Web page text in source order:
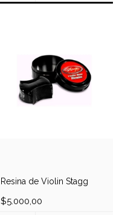
Resina de Violin Stagg
$5.000,00